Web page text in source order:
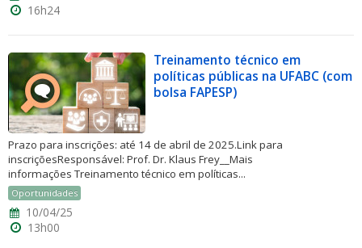
16h24
Treinamento técnico em
políticas públicas na UFABC (com
bolsa FAPESP)
Prazo para inscrições: até 14 de abril de 2025.Link para
inscriçõesResponsável: Prof. Dr. Klaus Frey__Mais
informações Treinamento técnico em políticas...
Oportunidades
10/04/25
13h00